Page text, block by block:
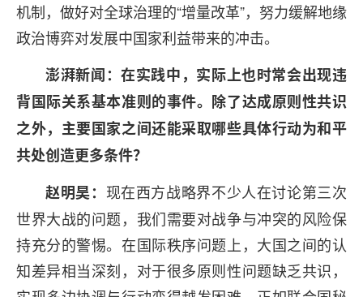
机制，做好对全球治理的“增量改革”，努力缓解地缘
政治博弈对发展中国家利益带来的冲击。
澎湃新闻：在实践中，实际上也时常会出现违
背国际关系基本准则的事件。除了达成原则性共识
之外，主要国家之间还能采取哪些具体行动为和平
共处创造更多条件？
赵明昊： 现在西方战略界不少人在讨论第三次
世界大战的问题，我们需要对战争与冲突的风险保
持充分的警惕。在国际秩序问题上，大国之间的认
知差异相当深刻，对于很多原则性问题缺乏共识，